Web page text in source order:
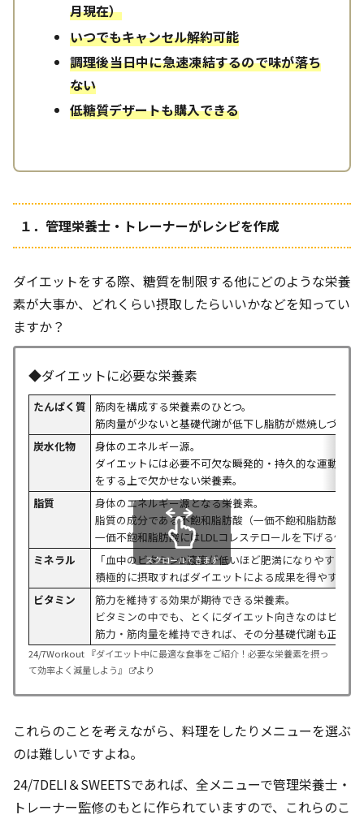
月現在）
いつでもキャンセル解約可能
調理後当日中に急速凍結するので味が落ち
ない
低糖質デザートも購入できる
１．管理栄養士・トレーナーがレシピを作成
ダイエットをする際、糖質を制限する他にどのような栄養
素が大事か、どれくらい摂取したらいいかなどを知ってい
ますか？
◆ダイエットに必要な栄養素
たんぱく質
筋肉を構成する栄養素のひとつ。
筋肉量が少ないと基礎代謝が低下し脂肪が燃焼しづらく
炭水化物
身体のエネルギー源。
ダイエットには必要不可欠な瞬発的・持久的な運動（例
をする上で欠かせない栄養素。
脂質
身体のエネルギー源となる栄養素。
脂質の成分である不飽和脂肪酸（一価不飽和脂肪酸・
一価不飽和脂肪酸にはLDLコレステロールを下げる働き
ミネラル
「血中のビタミンD濃度が低いほど肥満になりやすい
積極的に摂取すればダイエットによる成果を得やすくな
ビタミン
筋力を維持する効果が期待できる栄養素。
ビタミンの中でも、とくにダイエット向きなのはビタミ
筋力・筋肉量を維持できれば、その分基礎代謝も正常に
スクロールできます
24/7Workout 『ダイエット中に最適な食事をご紹介！必要な栄養素を摂っ
て効率よく減量しよう』
より
これらのことを考えながら、料理をしたりメニューを選ぶ
のは難しいですよね。
24/7DELI＆SWEETSであれば、全メニューで管理栄養士・
トレーナー監修のもとに作られていますので、これらのこ